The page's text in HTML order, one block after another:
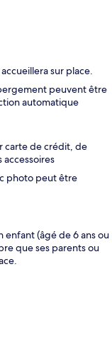
sur place.
peuvent être
automatique
carte de crédit, de
photo peut être
(âgé de 6 ans ou
que ses parents ou